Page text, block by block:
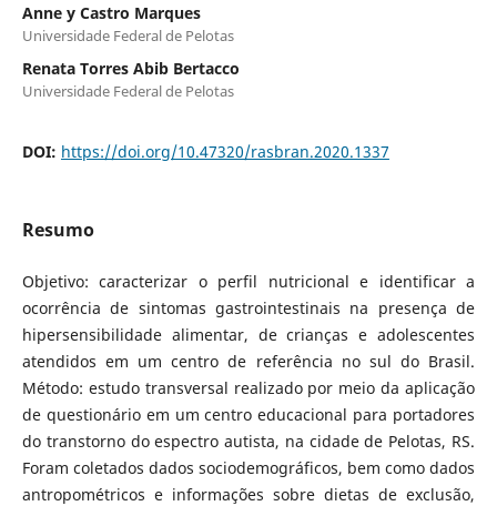
Anne y Castro Marques
Universidade Federal de Pelotas
Renata Torres Abib Bertacco
Universidade Federal de Pelotas
DOI: https://doi.org/10.47320/rasbran.2020.1337
Resumo
Objetivo: caracterizar o perfil nutricional e identificar a
ocorrência de sintomas gastrointestinais na presença de
hipersensibilidade alimentar, de crianças e adolescentes
atendidos em um centro de referência no sul do Brasil.
Método: estudo transversal realizado por meio da aplicação
de questionário em um centro educacional para portadores
do transtorno do espectro autista, na cidade de Pelotas, RS.
Foram coletados dados sociodemográficos, bem como dados
antropométricos e informações sobre dietas de exclusão,